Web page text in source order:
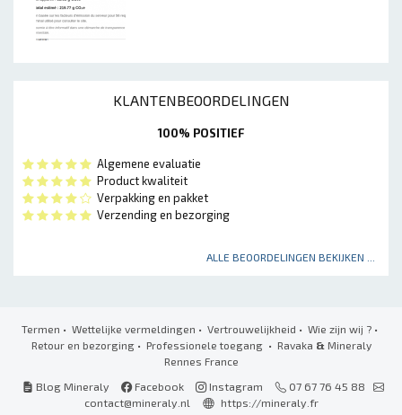
KLANTENBEOORDELINGEN
100% POSITIEF
Algemene evaluatie
Product kwaliteit
Verpakking en pakket
Verzending en bezorging
ALLE BEOORDELINGEN BEKIJKEN ...
Termen • Wettelijke vermeldingen • Vertrouwelijkheid • Wie zijn wij ? •
Retour en bezorging• Professionele toegang • Ravaka & Mineraly
Rennes France
Blog Mineraly
Facebook Instagram
07 67 76 45 88
contact@mineraly.nl
https://mineraly.fr